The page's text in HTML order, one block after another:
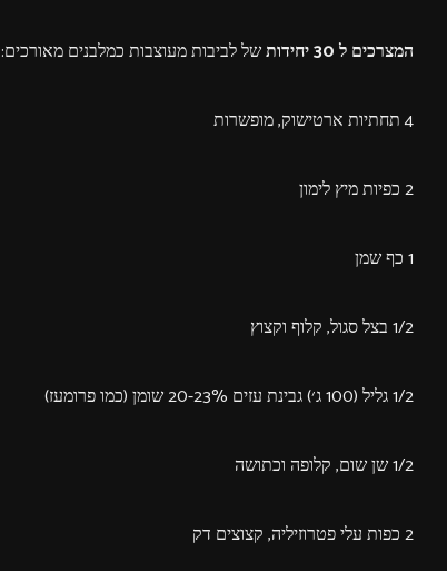
המצרכים ל 30 יחידות של לביבות מעוצבות כמלבנים מאורכים:
4 תחתיות ארטישוק, מופשרות
2 כפיות מיץ לימון
1 כף שמן
1/2 בצל סגול, קלוף וקצוץ
1/2 גליל (100 ג׳) גבינת עזים 20-23% שומן (כמו פרומעז)
1/2 שן שום, קלופה וכתושה
2 כפות עלי פטרוזיליה, קצוצים דק